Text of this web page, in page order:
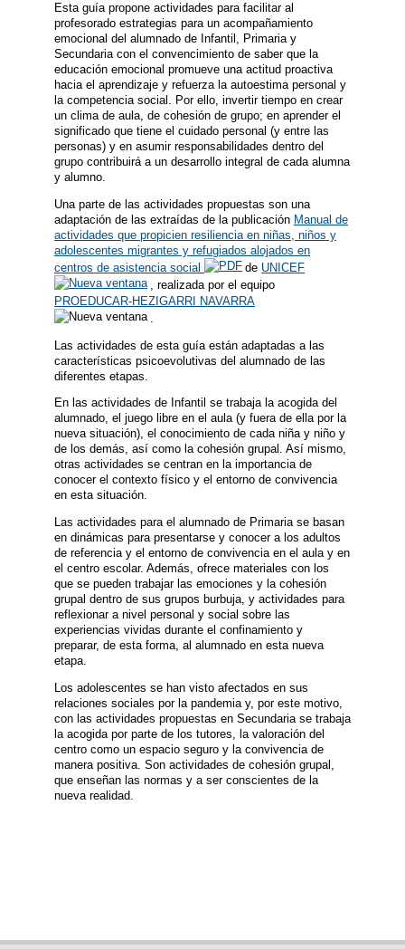
Esta guía propone actividades para facilitar al
profesorado estrategias para un acompañamiento
emocional del alumnado de Infantil, Primaria y
Secundaria con el convencimiento de saber que la
educación emocional promueve una actitud proactiva
hacia el aprendizaje y refuerza la autoestima personal y
la competencia social. Por ello, invertir tiempo en crear
un clima de aula, de cohesión de grupo; en aprender el
significado que tiene el cuidado personal (y entre las
personas) y en asumir responsabilidades dentro del
grupo contribuirá a un desarrollo integral de cada alumna
y alumno.
Una parte de las actividades propuestas son una
adaptación de las extraídas de la publicación Manual de
actividades que propicien resiliencia en niñas, niños y
adolescentes migrantes y refugiados alojados en
centros de asistencia social
de UNICEF
, realizada por el equipo
PROEDUCAR-HEZIGARRI NAVARRA
Las actividades de esta guía están adaptadas a las
características psicoevolutivas del alumnado de las
diferentes etapas.
En las actividades de Infantil se trabaja la acogida del
alumnado, el juego libre en el aula (y fuera de ella por la
nueva situación), el conocimiento de cada niña y niño y
de los demás, así como la cohesión grupal. Así mismo,
otras actividades se centran en la importancia de
conocer el contexto físico y el entorno de convivencia
en esta situación.
Las actividades para el alumnado de Primaria se basan
en dinámicas para presentarse y conocer a los adultos
de referencia y el entorno de convivencia en el aula y en
el centro escolar. Además, ofrece materiales con los
que se pueden trabajar las emociones y la cohesión
grupal dentro de sus grupos burbuja, y actividades para
reflexionar a nivel personal y social sobre las
experiencias vividas durante el confinamiento y
preparar, de esta forma, al alumnado en esta nueva
etapa.
Los adolescentes se han visto afectados en sus
relaciones sociales por la pandemia y, por este motivo,
con las actividades propuestas en Secundaria se trabaja
la acogida por parte de los tutores, la valoración del
centro como un espacio seguro y la convivencia de
manera positiva. Son actividades de cohesión grupal,
que enseñan las normas y a ser conscientes de la
nueva realidad.